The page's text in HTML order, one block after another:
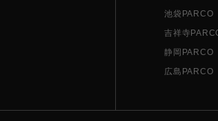
池袋PARCO
吉祥寺
静岡PARCO
広島PARCO